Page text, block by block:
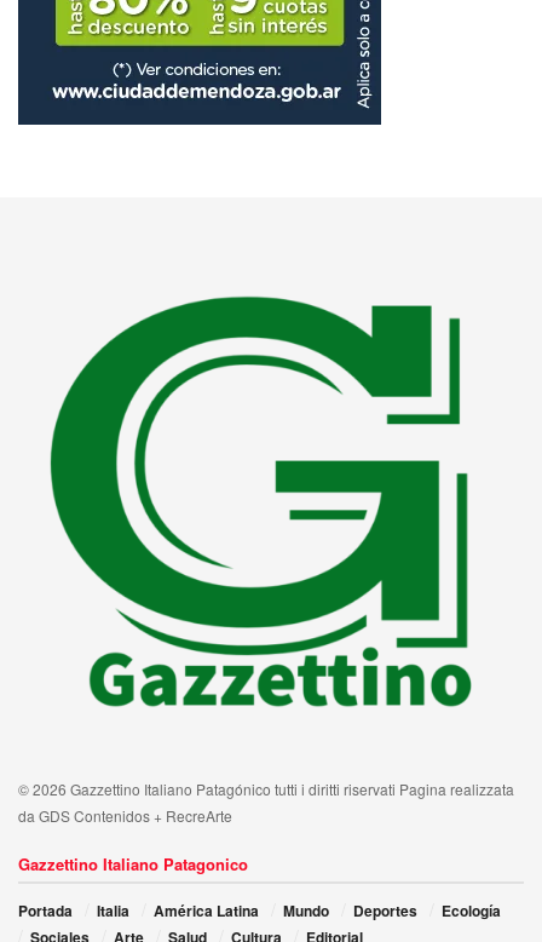
© 2026 Gazzettino Italiano Patagónico tutti i diritti riservati Pagina realizzata
da GDS Contenidos + RecreArte
Gazzettino Italiano Patagonico
Portada Italia América Latina Mundo Deportes
Ecología
Sociales
Arte Salud Cultura Editorial